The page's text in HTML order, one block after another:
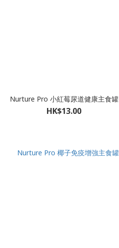
Nurture Pro 小紅莓尿道健康主食罐
HK$13.00